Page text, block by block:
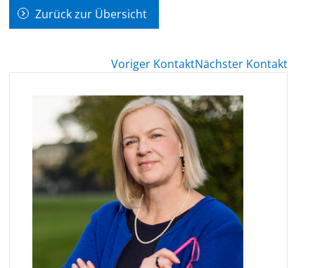
Zurück zur Übersicht
Voriger KontaktNächster Kontakt